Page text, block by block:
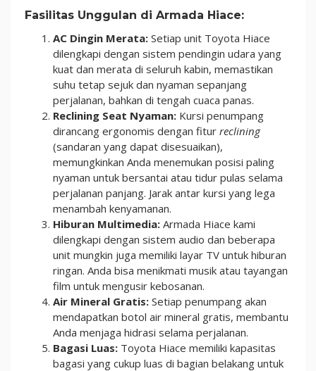
Fasilitas Unggulan di Armada Hiace:
AC Dingin Merata: Setiap unit Toyota Hiace
dilengkapi dengan sistem pendingin udara yang
kuat dan merata di seluruh kabin, memastikan
suhu tetap sejuk dan nyaman sepanjang
perjalanan, bahkan di tengah cuaca panas.
Reclining Seat Nyaman: Kursi penumpang
dirancang ergonomis dengan fitur reclining
(sandaran yang dapat disesuaikan),
memungkinkan Anda menemukan posisi paling
nyaman untuk bersantai atau tidur pulas selama
perjalanan panjang. Jarak antar kursi yang lega
menambah kenyamanan.
Hiburan Multimedia: Armada Hiace kami
dilengkapi dengan sistem audio dan beberapa
unit mungkin juga memiliki layar TV untuk hiburan
ringan. Anda bisa menikmati musik atau tayangan
film untuk mengusir kebosanan.
Air Mineral Gratis: Setiap penumpang akan
mendapatkan botol air mineral gratis, membantu
Anda menjaga hidrasi selama perjalanan.
Bagasi Luas: Toyota Hiace memiliki kapasitas
bagasi yang cukup luas di bagian belakang untuk